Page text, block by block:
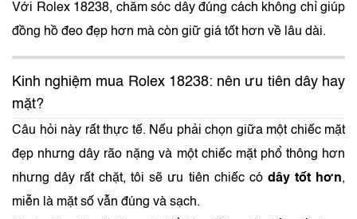
Với Rolex 18238, chăm sóc dây đúng cách không chỉ giúp
đồng hồ đeo đẹp hơn mà còn giữ giá tốt hơn về lâu dài.
Kinh nghiệm mua Rolex 18238: nên ưu tiên dây hay
mặt?
Câu hỏi này rất thực tế. Nếu phải chọn giữa một chiếc mặt
đẹp nhưng dây rão nặng và một chiếc mặt phổ thông hơn
nhưng dây rất chặt, tôi sẽ ưu tiên chiếc có dây tốt hơn,
miễn là mặt số vẫn đúng và sạch.